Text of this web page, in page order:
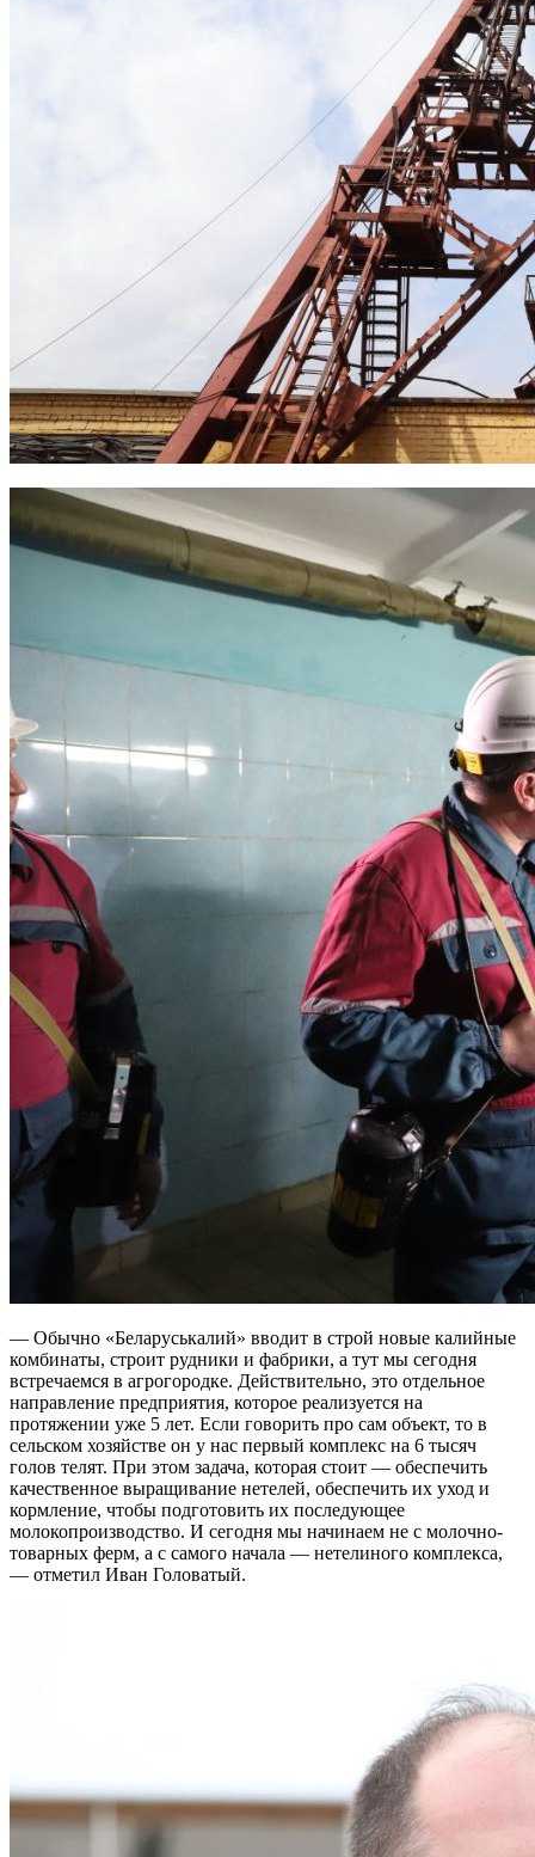
— Обычно «Беларуськалий» вводит в строй новые калийные
комбинаты, строит рудники и фабрики, а тут мы сегодня
встречаемся в агрогородке. Действительно, это отдельное
направление предприятия, которое реализуется на
протяжении уже 5 лет. Если говорить про сам объект, то в
сельском хозяйстве он у нас первый комплекс на 6 тысяч
голов телят. При этом задача, которая стоит — обеспечить
качественное выращивание нетелей, обеспечить их уход и
кормление, чтобы подготовить их последующее
молокопроизводство. И сегодня мы начинаем не с молочно-
товарных ферм, а с самого начала — нетелиного комплекса,
— отметил Иван Головатый.